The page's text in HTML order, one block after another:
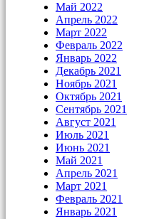
Май 2022
Апрель 2022
Март 2022
Февраль 2022
Январь 2022
Декабрь 2021
Ноябрь 2021
Октябрь 2021
Сентябрь 2021
Август 2021
Июль 2021
Июнь 2021
Май 2021
Апрель 2021
Март 2021
Февраль 2021
Январь 2021